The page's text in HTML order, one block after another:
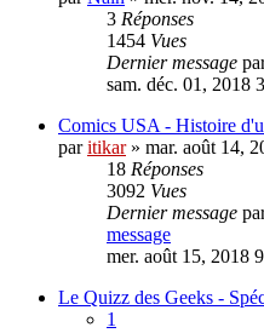
3 Réponses
1454 Vues
Dernier message
sam. déc. 01, 2018
Comics USA - Histoire
paritikar» mar. août 14,
18 Réponses
3092 Vues
Dernier message
message
mer. août 15, 2018
Le Quizz des Geeks -
1